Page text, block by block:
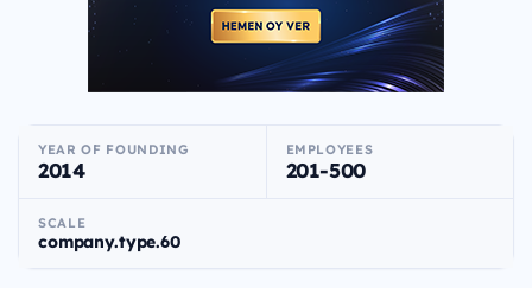
YEAR OF FOUNDING
2014
EMPLOYEES
201-500
SCALE
company.type.60